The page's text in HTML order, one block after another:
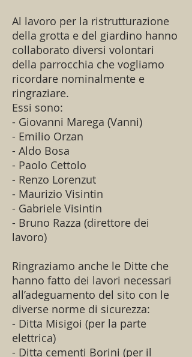
Al lavoro per la ristrutturazione
della grotta e del giardino hanno
collaborato diversi volontari
della parrocchia che vogliamo
ricordare nominalmente e
ringraziare.
Essi sono:
- Giovanni Marega (Vanni)
- Emilio Orzan
- Aldo Bosa
- Paolo Cettolo
- Renzo Lorenzut
- Maurizio Visintin
- Gabriele Visintin
- Bruno Razza (direttore dei
lavoro)
Ringraziamo anche le Ditte che
hanno fatto dei lavori necessari
all’adeguamento del sito con le
diverse norme di sicurezza:
- Ditta Misigoi (per la parte
elettrica)
- Ditta cementi Borini (per il